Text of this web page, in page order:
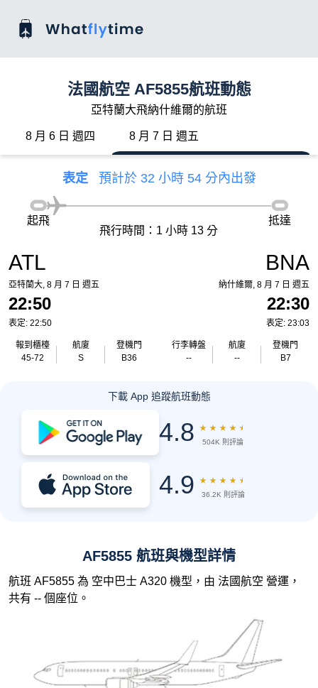
法國航空 AF5855航班動態
亞特蘭大飛納什維爾的航班
8 月 6 日 週四 8 月 7 日 週五
表定 預計於 32 小時 54 分內出發
ATL
亞特蘭大, 8 月 7 日 週五
22:50
表定: 22:50
報到櫃檯
45-72
航廈
S
登機門
B36
起飛
飛行時間：1 小時 13 分
抵達
BNA
納什維爾, 8 月 7 日 週五
22:30
表定: 23:03
行李轉盤
--
航廈
--
登機門
B7
下載 App 追蹤航班動態
4.8 ★ ★ ★ ★ ★
504K 則評論
4.9 ★ ★ ★ ★ ★
36.2K 則評論
AF5855 航班與機型詳情
航班 AF5855 為 空中巴士 A320 機型，由 法國航空 營運，
共有 -- 個座位。